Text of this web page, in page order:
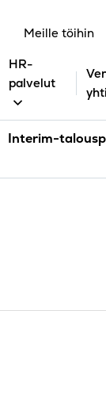
Meille töihin
HR-
palvelut
Interim-